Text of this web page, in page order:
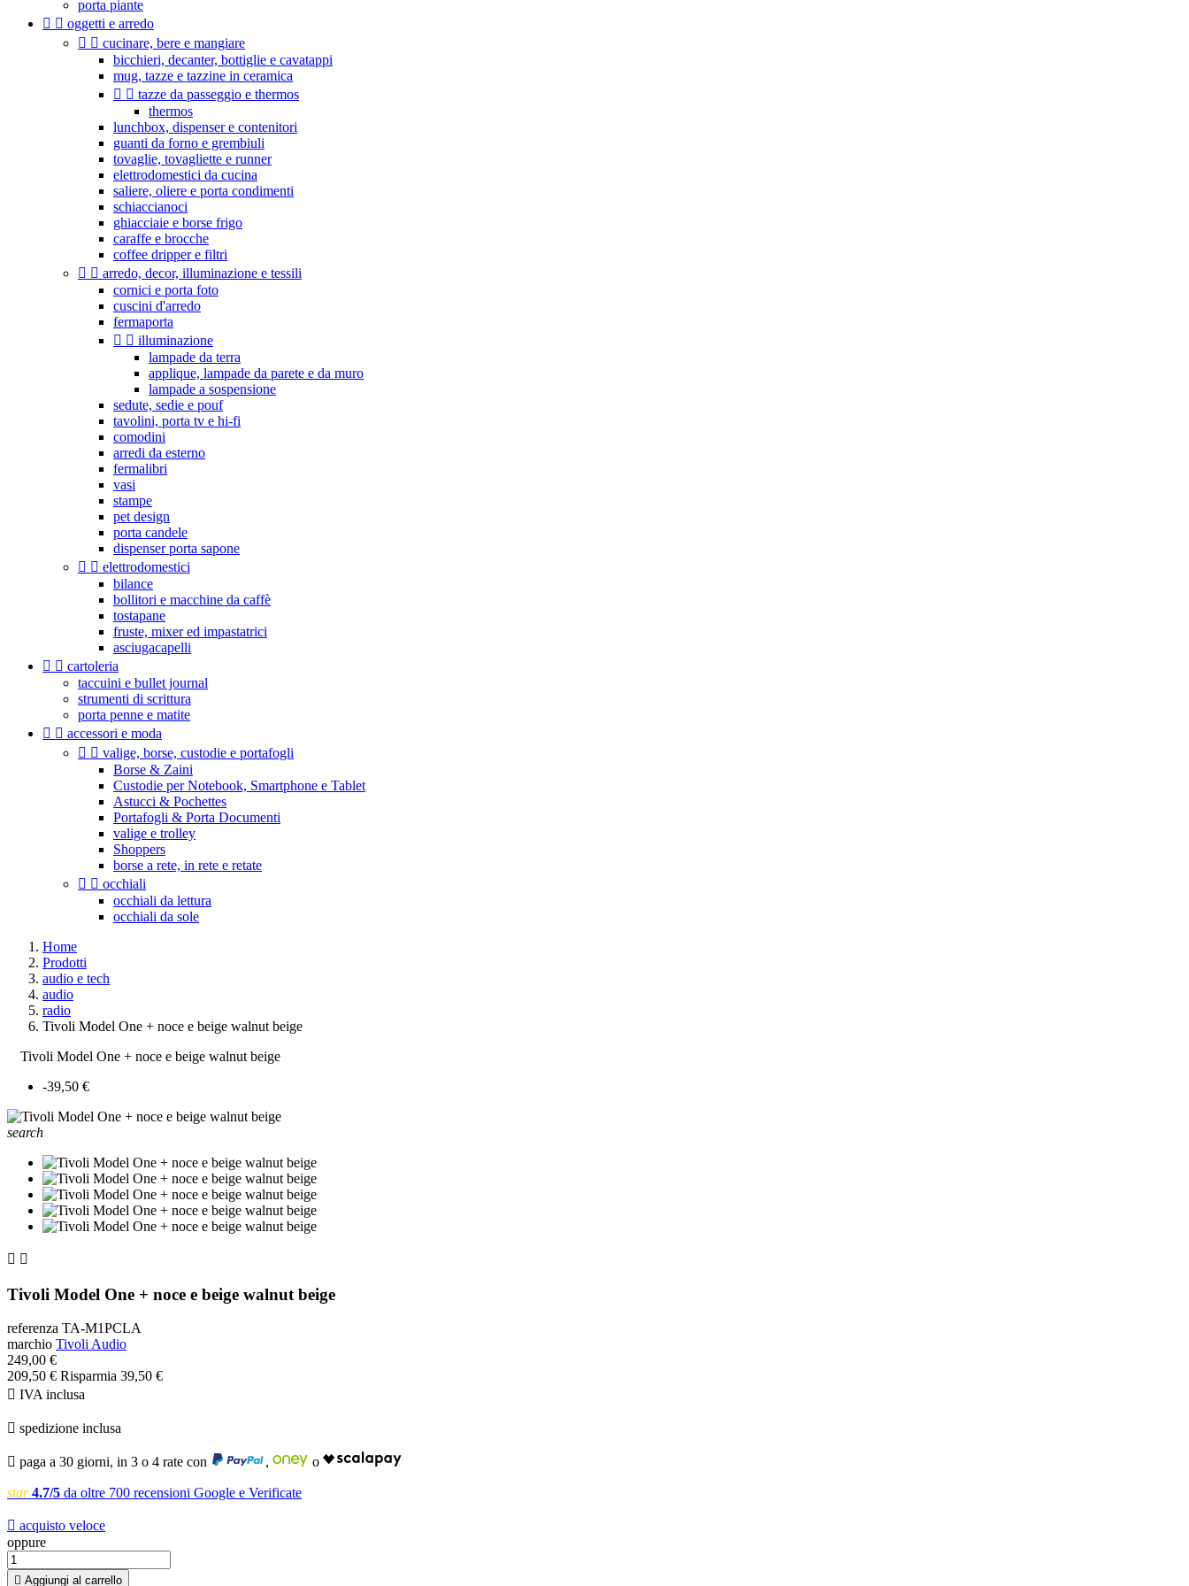
porta piante
  oggetti e arredo
  cucinare, bere e mangiare
bicchieri, decanter, bottiglie e cavatappi
mug, tazze e tazzine in ceramica
  tazze da passeggio e thermos
thermos
lunchbox, dispenser e contenitori
guanti da forno e grembiuli
tovaglie, tovagliette e runner
elettrodomestici da cucina
saliere, oliere e porta condimenti
schiaccianoci
ghiacciaie e borse frigo
caraffe e brocche
coffee dripper e filtri
  arredo, decor, illuminazione e tessili
cornici e porta foto
cuscini d'arredo
fermaporta
  illuminazione
lampade da terra
applique, lampade da parete e da muro
lampade a sospensione
sedute, sedie e pouf
tavolini, porta tv e hi-fi
comodini
arredi da esterno
fermalibri
vasi
stampe
pet design
porta candele
dispenser porta sapone
  elettrodomestici
bilance
bollitori e macchine da caffè
tostapane
fruste, mixer ed impastatrici
asciugacapelli
  cartoleria
taccuini e bullet journal
strumenti di scrittura
porta penne e matite
  accessori e moda
  valige, borse, custodie e portafogli
Borse & Zaini
Custodie per Notebook, Smartphone e Tablet
Astucci & Pochettes
Portafogli & Porta Documenti
valige e trolley
Shoppers
borse a rete, in rete e retate
  occhiali
occhiali da lettura
occhiali da sole
Home
Prodotti
audio e tech
audio
radio
Tivoli Model One + noce e beige walnut beige
Tivoli Model One + noce e beige walnut beige
-39,50 €
search
 
Tivoli Model One + noce e beige walnut beige
referenza TA-M1PCLA
marchio Tivoli Audio
249,00 €
209,50 € Risparmia 39,50 €
 IVA inclusa
 spedizione inclusa
 paga a 30 giorni, in 3 o 4 rate con , o
star 4.7/5 da oltre 700 recensioni Google e Verificate
 acquisto veloce
oppure
 Aggiungi al carrello